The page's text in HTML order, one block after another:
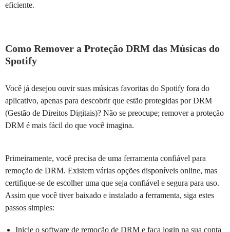
eficiente.
Como Remover a Proteção DRM das Músicas do
Spotify
Você já desejou ouvir suas músicas favoritas do Spotify fora do
aplicativo, apenas para descobrir que estão protegidas por DRM
(Gestão de Direitos Digitais)? Não se preocupe; remover a proteção
DRM é mais fácil do que você imagina.
Primeiramente, você precisa de uma ferramenta confiável para
remoção de DRM. Existem várias opções disponíveis online, mas
certifique-se de escolher uma que seja confiável e segura para uso.
Assim que você tiver baixado e instalado a ferramenta, siga estes
passos simples:
Inicie o software de remoção de DRM e faça login na sua conta